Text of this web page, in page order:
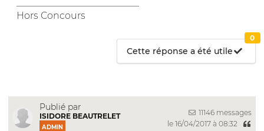
Hors Concours
Cette réponse a été utile
0
Publié par
ISIDORE BEAUTRELET
ADMIN
11146 messages
le 16/04/2017 à 08:32